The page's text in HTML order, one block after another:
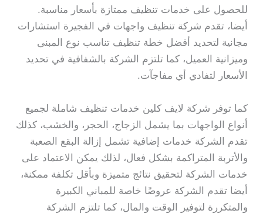
للحصول على خدمات تنظيف ممتازة بأسعار مناسبة.
أيضا، تقدم شركة تنظيف واجهات في الفجيرة استشارات
مجانية لتحديد أفضل خطة تنظيف تناسب نوع المبنى
وميزانية العميل، كما تلتزم الشركة بالشفافية في تحديد
الأسعار لتفادي أي مفاجآت.
كما توفر شركة لايف كلين خدمات تنظيف شاملة لجميع
أنواع الواجهات بما يشمل الزجاج، الحجر، والخشب، كذلك
تقدم الشركة خدمات إضافية تشمل إزالة البقع الصعبة
والأتربة المتراكمة بشكل فعال، لذلك يمكن الاعتماد على
خدمات الشركة لتحقيق نتائج متميزة وبأقل تكلفة ممكنة،
أيضا تقدم الشركة عروضًا خاصة للمباني الكبيرة
والمتكررة لتوفير الوقت والمال، كما تلتزم الشركة